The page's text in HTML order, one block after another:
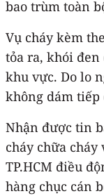
bao trùm toàn
Vụ cháy kèm
tỏa ra, khói
khu vực. Do lo
không dám
Nhận được tin
cháy chữa cháy
TP.HCM điều
hàng chục cán